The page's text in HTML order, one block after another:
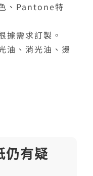
、Pantone特
據需求訂製。
油、消光油、燙
仍有疑